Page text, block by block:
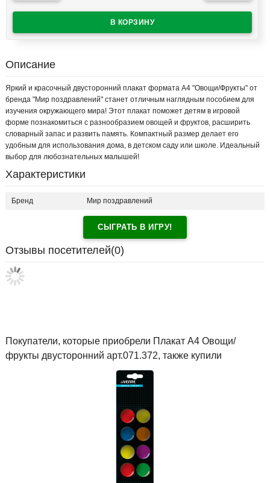
Описание
Яркий и красочный двусторонний плакат формата А4 "Овощи/Фрукты" от
бренда "Мир поздравлений" станет отличным наглядным пособием для
изучения окружающего мира! Этот плакат поможет детям в игровой
форме познакомиться с разнообразием овощей и фруктов, расширить
словарный запас и развить память. Компактный размер делает его
удобным для использования дома, в детском саду или школе. Идеальный
выбор для любознательных малышей!
Характеристики
Бренд Мир поздравлений
СЫГРАТЬ В ИГРУ!
Отзывы посетителей(0)
Покупатели, которые приобрели Плакат А4 Овощи/
фрукты двусторонний арт.071.372, также купили